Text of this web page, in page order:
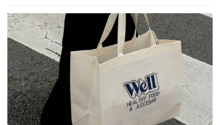
Nieuws, interviews & blogs
Eten
Drinken
Slapen
Recreatief
Winkels